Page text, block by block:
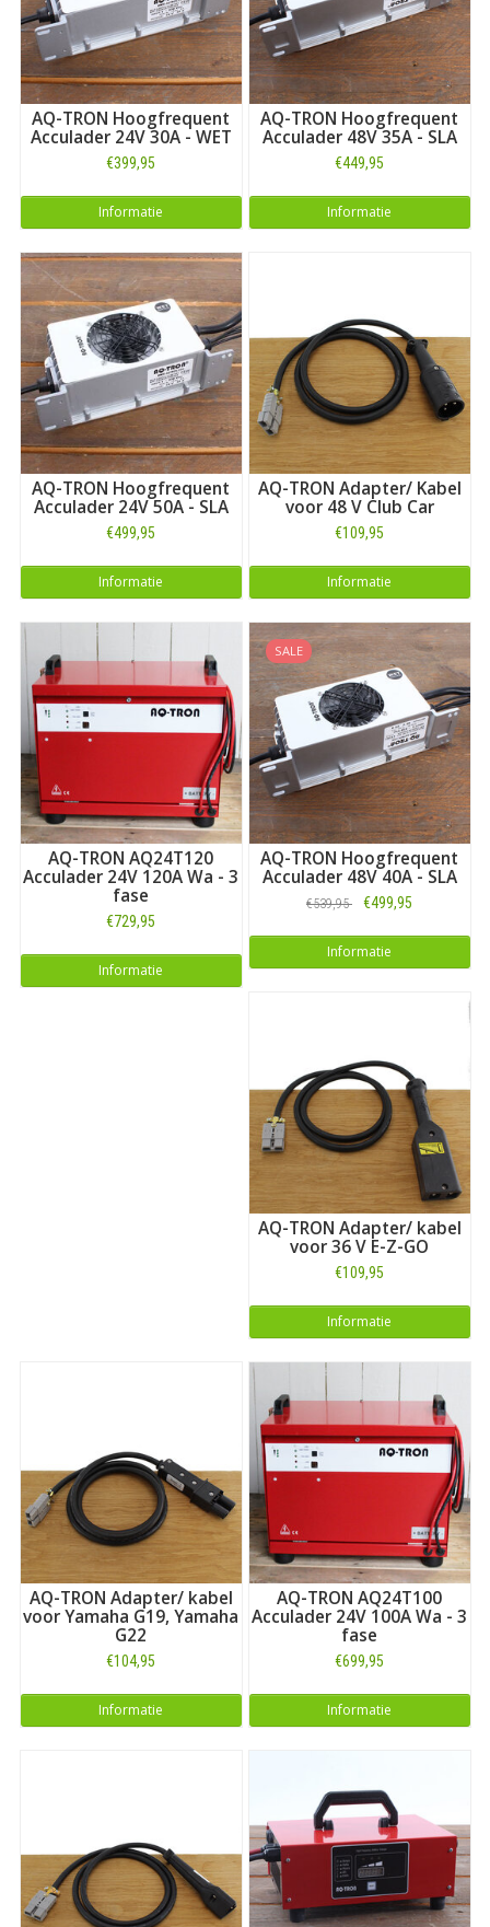
AQ-TRON Hoogfrequent
Acculader 24V 30A - WET
€399,95
Informatie
AQ-TRON Hoogfrequent
Acculader 48V 35A - SLA
€449,95
Informatie
AQ-TRON Hoogfrequent
Acculader 24V 50A - SLA
€499,95
Informatie
AQ-TRON Adapter/ Kabel
voor 48 V Club Car
€109,95
Informatie
AQ-TRON AQ24T120
Acculader 24V 120A Wa - 3
fase
€729,95
Informatie
SALE
AQ-TRON Hoogfrequent
Acculader 48V 40A - SLA
€539,95 €499,95
Informatie
AQ-TRON Adapter/ kabel
voor 36 V E-Z-GO
€109,95
Informatie
AQ-TRON Adapter/ kabel
voor Yamaha G19, Yamaha
G22
€104,95
Informatie
AQ-TRON AQ24T100
Acculader 24V 100A Wa - 3
fase
€699,95
Informatie